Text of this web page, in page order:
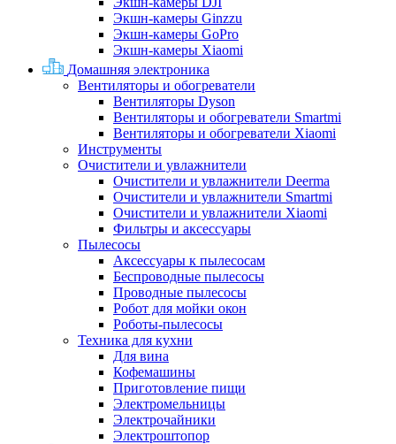
Экшн-камеры Ginzzu
Экшн-камеры GoPro
Экшн-камеры Xiaomi
Домашняя электроника
Вентиляторы и обогреватели
Вентиляторы Dyson
Вентиляторы и обогреватели Smartmi
Вентиляторы и обогреватели Xiaomi
Инструменты
Очистители и увлажнители
Очистители и увлажнители Deerma
Очистители и увлажнители Smartmi
Очистители и увлажнители Xiaomi
Фильтры и аксессуары
Пылесосы
Аксессуары к пылесосам
Беспроводные пылесосы
Проводные пылесосы
Робот для мойки окон
Роботы-пылесосы
Техника для кухни
Для вина
Кофемашины
Приготовление пищи
Электромельницы
Электрочайники
Электроштопор